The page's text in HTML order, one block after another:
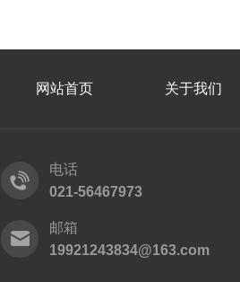
网站首页 关于我们
电话
021-56467973
邮箱
19921243834@163.com